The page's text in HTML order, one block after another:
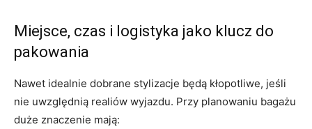
Miejsce, czas i logistyka jako klucz do
pakowania
Nawet idealnie dobrane stylizacje będą kłopotliwe, jeśli
nie uwzględnią realiów wyjazdu. Przy planowaniu bagażu
duże znaczenie mają: